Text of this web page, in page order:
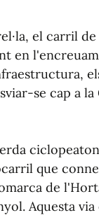
el carril
en
se cap a la
que
de
Aquesta